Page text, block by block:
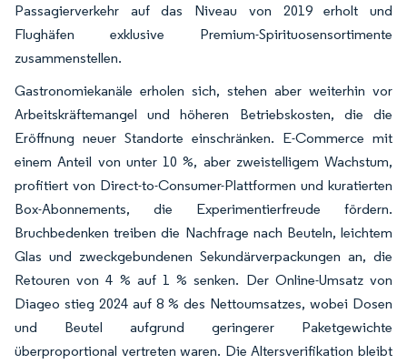
Passagierverkehr auf das Niveau von 2019 erholt und
Flughäfen exklusive Premium-Spirituosensortimente
zusammenstellen.
Gastronomiekanäle erholen sich, stehen aber weiterhin vor
Arbeitskräftemangel und höheren Betriebskosten, die die
Eröffnung neuer Standorte einschränken. E-Commerce mit
einem Anteil von unter 10 %, aber zweistelligem Wachstum,
profitiert von Direct-to-Consumer-Plattformen und kuratierten
Box-Abonnements, die Experimentierfreude fördern.
Bruchbedenken treiben die Nachfrage nach Beuteln, leichtem
Glas und zweckgebundenen Sekundärverpackungen an, die
Retouren von 4 % auf 1 % senken. Der Online-Umsatz von
Diageo stieg 2024 auf 8 % des Nettoumsatzes, wobei Dosen
und Beutel aufgrund geringerer Paketgewichte
überproportional vertreten waren. Die Altersverifikation bleibt